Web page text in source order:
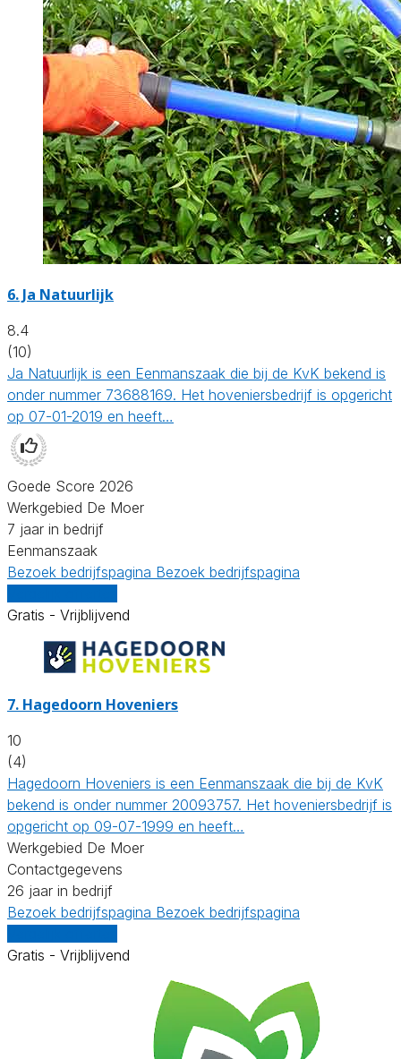
6. Ja Natuurlijk
8.4
(10)
Ja Natuurlijk is een Eenmanszaak die bij de KvK bekend is
onder nummer 73688169. Het hoveniersbedrijf is opgericht
op 07-01-2019 en heeft…
Goede Score 2026
Werkgebied De Moer
7 jaar in bedrijf
Eenmanszaak
Bezoek bedrijfspagina Bezoek bedrijfspagina
Gratis - Vrijblijvend
7. Hagedoorn Hoveniers
10
(4)
Hagedoorn Hoveniers is een Eenmanszaak die bij de KvK
bekend is onder nummer 20093757. Het hoveniersbedrijf is
opgericht op 09-07-1999 en heeft…
Werkgebied De Moer
Contactgegevens
26 jaar in bedrijf
Bezoek bedrijfspagina Bezoek bedrijfspagina
Gratis - Vrijblijvend